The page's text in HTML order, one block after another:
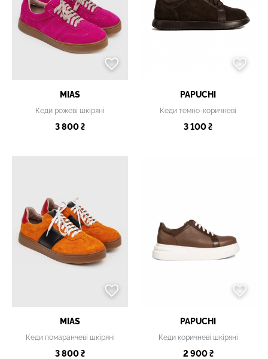
MIAS
Кеди рожеві шкіряні
3 800 ₴
PAPUCHI
Кеди темно-коричневі
3 100 ₴
MIAS
Кеди помаранчеві шкіряні
3 800 ₴
PAPUCHI
Кеди коричневі шкіряні
2 900 ₴